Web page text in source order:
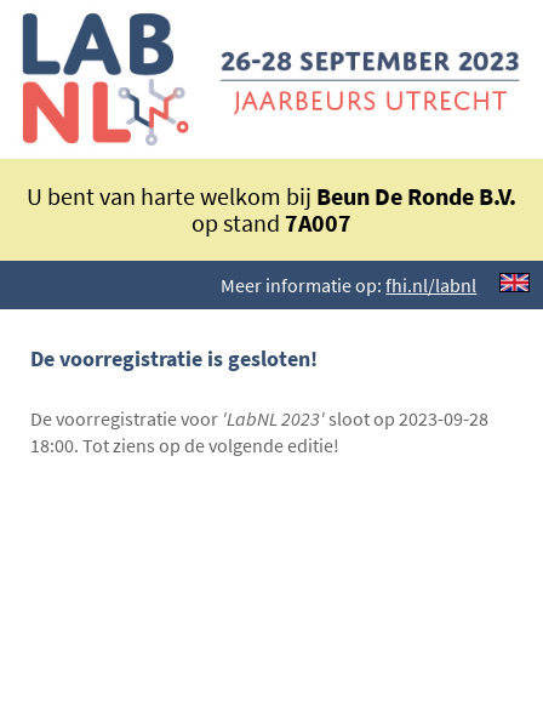
U bent van harte welkom bij Beun De Ronde B.V.
op stand 7A007
Meer informatie op:fhi.nl/labnl
De voorregistratie is gesloten!
De voorregistratie voor 'LabNL 2023'sloot op 2023-09-28
18:00. Tot ziens op de volgende editie!